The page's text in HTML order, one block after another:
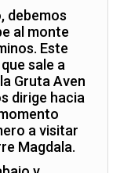
debemos
al monte
Este
sale a
Gruta Aven
dirige hacia
a visitar
Magdala.